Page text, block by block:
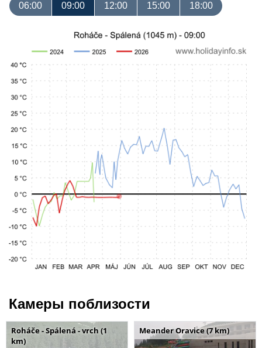
06:00 09:00 12:00 15:00 18:00
Камеры поблизости
Roháče - Spálená - vrch (1
km)
Meander Oravice (7 km)